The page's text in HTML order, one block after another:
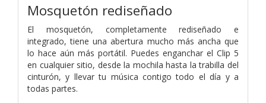
Mosquetón rediseñado
El mosquetón, completamente rediseñado e
integrado, tiene una abertura mucho más ancha que
lo hace aún más portátil. Puedes enganchar el Clip 5
en cualquier sitio, desde la mochila hasta la trabilla del
cinturón, y llevar tu música contigo todo el día y a
todas partes.